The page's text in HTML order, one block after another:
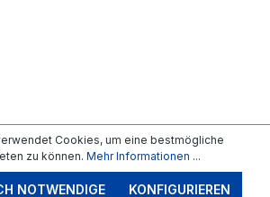
Cookies, um eine bestmögliche
zu können. Mehr Informationen ...
NOTWENDIGE KONFIGURIEREN